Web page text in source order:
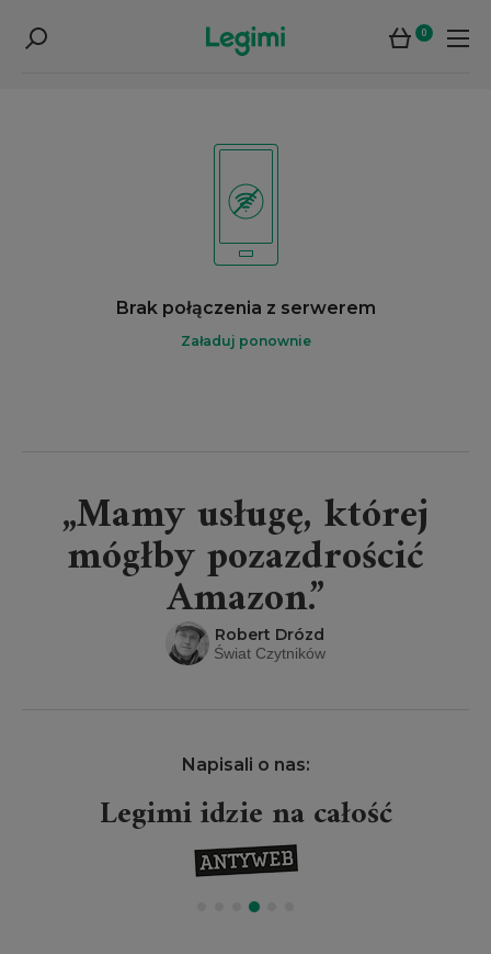
0
Brak połączenia z serwerem
Załaduj ponownie
„Mamy usługę, której
mógłby pozazdrościć
Amazon.”
Robert Drózd
Świat Czytników
Napisali o nas:
Legimi idzie na całość